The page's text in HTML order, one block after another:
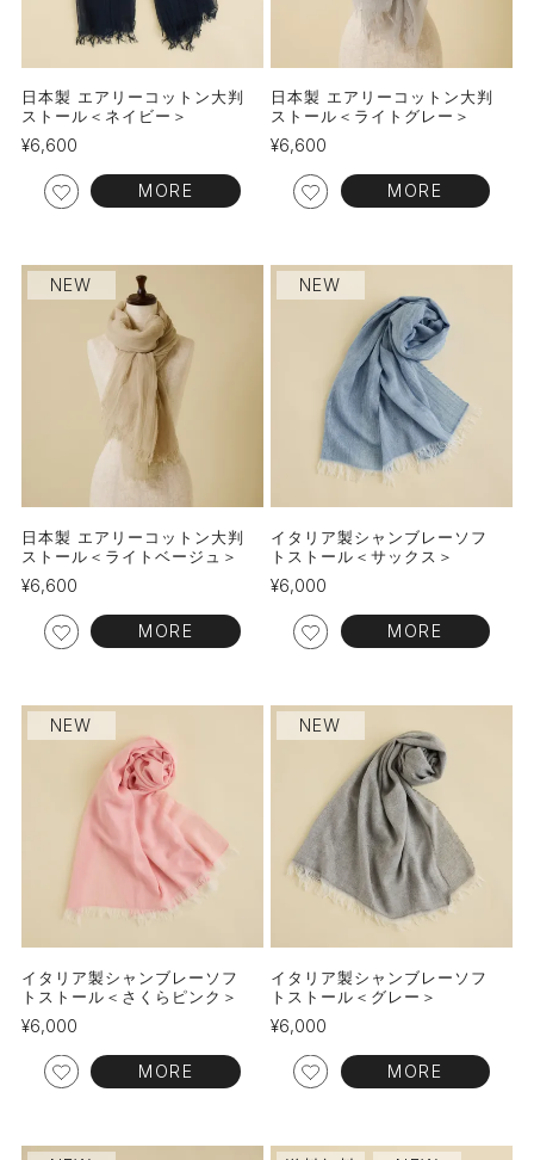
日本製 エアリーコットン大判
ストール＜ネイビー＞
¥6,600
MORE
日本製 エアリーコットン大判
ストール＜ライトグレー＞
¥6,600
MORE
NEW
日本製 エアリーコットン大判
ストール＜ライトベージュ＞
¥6,600
MORE
NEW
イタリア製シャンブレーソフ
トストール＜サックス＞
¥6,000
MORE
NEW
イタリア製シャンブレーソフ
トストール＜さくらピンク＞
¥6,000
MORE
NEW
イタリア製シャンブレーソフ
トストール＜グレー＞
¥6,000
MORE